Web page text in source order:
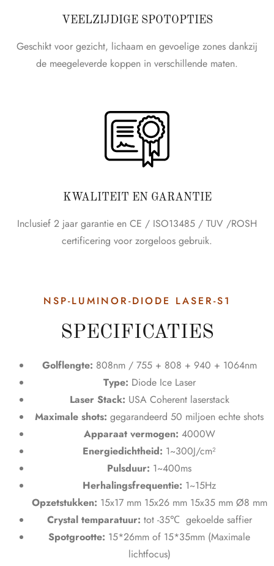
VEELZIJDIGE SPOTOPTIES
Geschikt voor gezicht, lichaam en gevoelige zones dankzij
de meegeleverde koppen in verschillende maten.
KWALITEIT EN GARANTIE
Inclusief 2 jaar garantie en CE / ISO13485 / TUV /ROSH
certificering voor zorgeloos gebruik.
NSP-LUMINOR-DIODE LASER-S1
SPECIFICATIES
Golflengte: 808nm / 755 + 808 + 940 + 1064nm
Type: Diode Ice Laser
Laser Stack: USA Coherent laserstack
Maximale shots: gegarandeerd 50 miljoen echte shots
Apparaat vermogen: 4000W
Energiedichtheid: 1~300J/cm²
Pulsduur: 1~400ms
Herhalingsfrequentie: 1~15Hz
Opzetstukken: 15x17 mm 15x26 mm 15x35 mm Ø8 mm
Crystal temparatuur: tot -35℃ gekoelde saffier
Spotgrootte: 15*26mm of 15*35mm (Maximale
lichtfocus)